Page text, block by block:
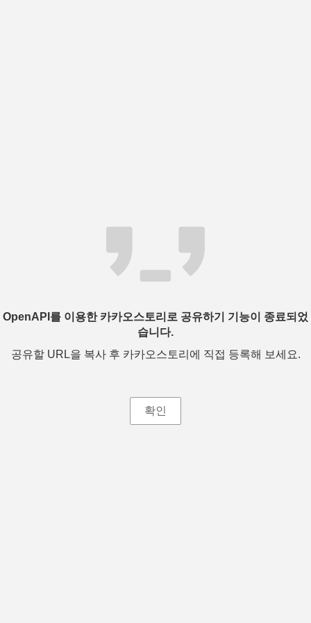
OpenAPI를 이용한 카카오스토리로 공유하기 기능이 종료되었
습니다.
공유할 URL을 복사 후 카카오스토리에 직접 등록해 보세요.
확인